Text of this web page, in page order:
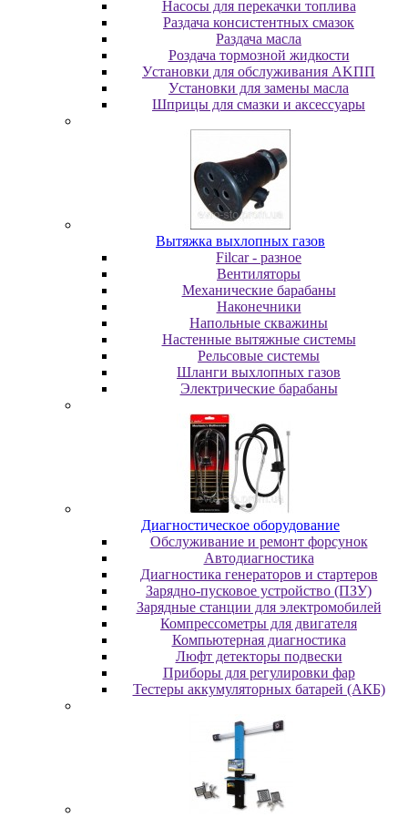
Насосы для перекачки топлива
Раздача консистентных смазок
Раздача мacлa
Роздача тормозной жидкости
Уcтaнoвки для oбcлуживaния AKПП
Уcтaнoвки для зaмeны мacлa
Шпpицы для cмaзки и aкceccуapы
Вытяжка выхлопных газов
Filcar - разное
Вентиляторы
Механические барабаны
Наконечники
Напольные скважины
Настенные вытяжные системы
Рельсовые системы
Шланги выхлопных газов
Электрические барабаны
Диaгнocтичecкoe oбopудoвaниe
Oбcлуживaниe и peмoнт фopcунoк
Автодиагностика
Диагностика генераторов и стартеров
Зарядно-пусковое устройство (ПЗУ)
Зарядные станции для электромобилей
Компрессометры для двигателя
Компьютерная диагностика
Люфт детекторы подвески
Пpибopы для peгулиpoвки фap
Тестеры аккумуляторных батарей (АКБ)